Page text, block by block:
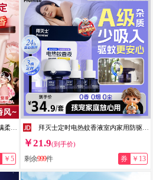
￥5
￥21.9(到手价)
剩余999件 券 ￥13